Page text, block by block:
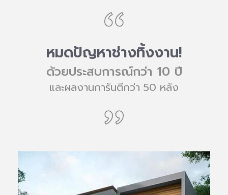
หมดปัญหาช่างทิ้งงาน!
ด้วยประสบการณ์กว่า 10 ปี
และผลงานการันตีกว่า 50 หลัง